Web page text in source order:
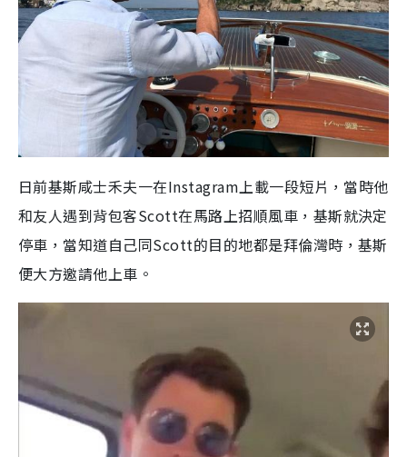
日前基斯咸士禾夫一在Instagram上載一段短片，當時他
和友人遇到背包客Scott在馬路上招順風車，基斯就決定
停車，當知道自己同Scott的目的地都是拜倫灣時，基斯
便大方邀請他上車。